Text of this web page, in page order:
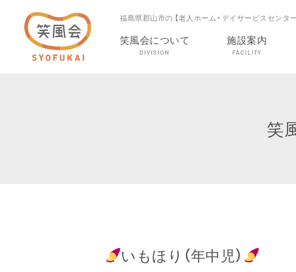
福島県郡山市の 【老人ホーム・デイサービスセン
笑風会について
DIVISION
施設案内
FACILITY
笑
いもほり（年中児）